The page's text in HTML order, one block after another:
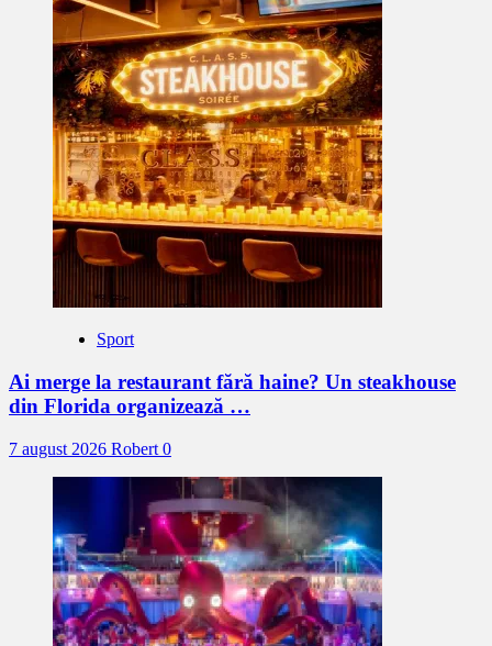
Sport
Ai merge la restaurant fără haine? Un steakhouse
din Florida organizează …
7 august 2026 Robert 0